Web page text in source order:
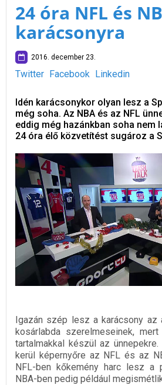
24 óra NFL és
karácsonyra
2016. december 23.
Twitter Facebook Linkedin
Idén karácsonykor olyan lesz a
még soha. Az NBA és az NFL
eddig még hazánkban soha nem
24 óra élő közvetítést sugároz a
Igazán szép lesz a karácsony az
kosárlabda szerelmeseinek,
tartalmakkal készül az
kerül képernyőre az NFL és az
NFL-ben kőkemény harc lesz a
NBA-ben pedig például